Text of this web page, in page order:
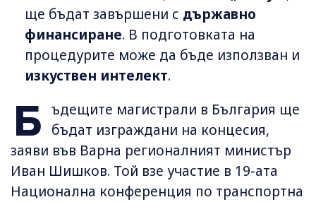
ще бъдат завършени с държавно
финансиране. В подготовката на
процедурите може да бъде използван и
изкуствен интелект.
Б ъдещите магистрали в България ще
бъдат изграждани на концесия,
заяви във Варна регионалният министър
Иван Шишков. Той взе участие в 19-ата
Национална конференция по транспортна